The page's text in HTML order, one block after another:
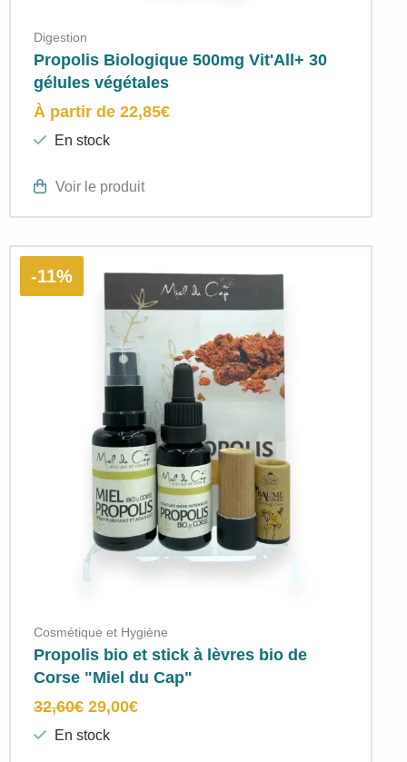
Digestion
Propolis Biologique 500mg Vit'All+ 30
gélules végétales
À partir de 22,85€
En stock
Voir le produit
Cosmétique et Hygiène
Propolis bio et stick à lèvres bio de
Corse "Miel du Cap"
32,60€ 29,00€
En stock
-11%